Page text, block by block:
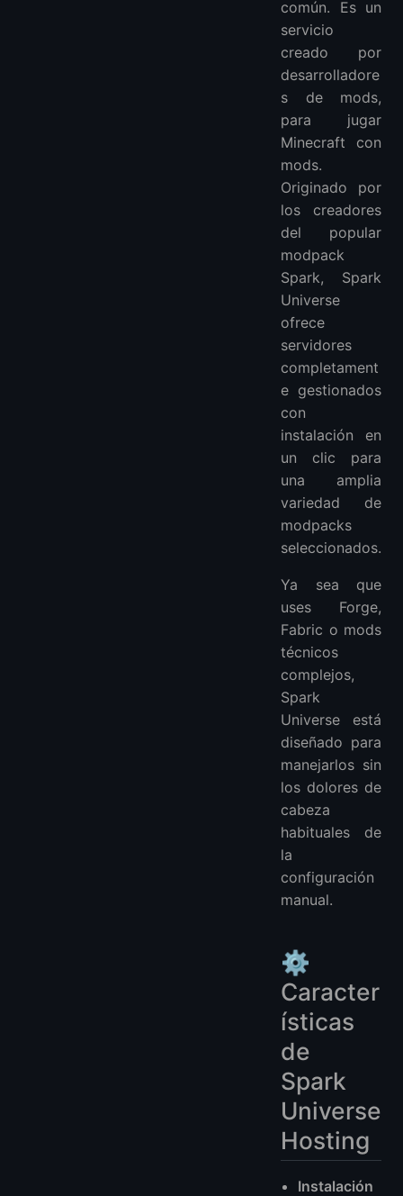
común. Es un
servicio
creado por
desarrolladore
s de mods,
para jugar
Minecraft con
mods.
Originado por
los creadores
del popular
modpack
Spark, Spark
Universe
ofrece
servidores
completament
e gestionados
con
instalación en
un clic para
una amplia
variedad de
modpacks
seleccionados.
Ya sea que
uses Forge,
Fabric o mods
técnicos
complejos,
Spark
Universe está
diseñado para
manejarlos sin
los dolores de
cabeza
habituales de
la
configuración
manual.
⚙️
Caracter
ísticas
de
Spark
Universe
Hosting
Instalación